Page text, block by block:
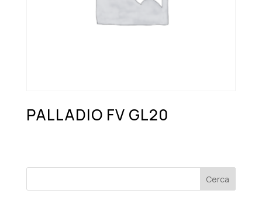
PALLADIO FV GL20
Cerca